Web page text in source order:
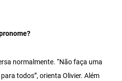
normalmente. “Não faça uma
todos”, orienta Olivier. Além